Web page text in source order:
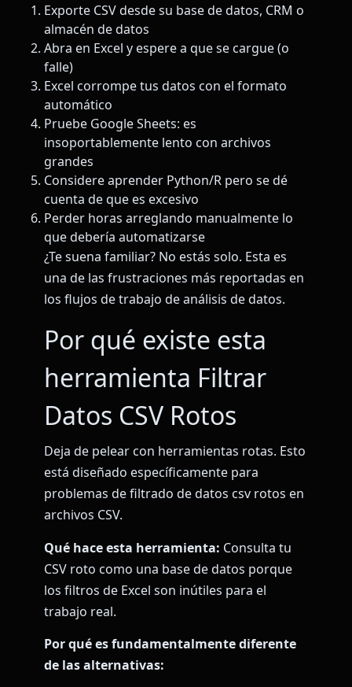
Exporte CSV desde su base de datos, CRM o
almacén de datos
Abra en Excel y espere a que se cargue (o
falle)
Excel corrompe tus datos con el formato
automático
Pruebe Google Sheets: es
insoportablemente lento con archivos
grandes
Considere aprender Python/R pero se dé
cuenta de que es excesivo
Perder horas arreglando manualmente lo
que debería automatizarse
¿Te suena familiar? No estás solo. Esta es
una de las frustraciones más reportadas en
los flujos de trabajo de análisis de datos.
Por qué existe esta
herramienta Filtrar
Datos CSV Rotos
Deja de pelear con herramientas rotas. Esto
está diseñado específicamente para
problemas de filtrado de datos csv rotos en
archivos CSV.
Qué hace esta herramienta: Consulta tu
CSV roto como una base de datos porque
los filtros de Excel son inútiles para el
trabajo real.
Por qué es fundamentalmente diferente
de las alternativas: